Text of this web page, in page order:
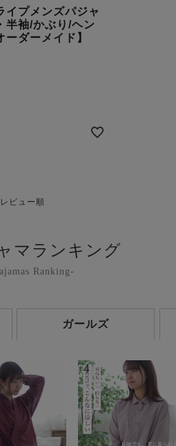
イプメンズパジャ
半袖/かぶり/ヘン
ーダーメイド】
レビュー順
マランキング
Ranking-
ガールズ
4